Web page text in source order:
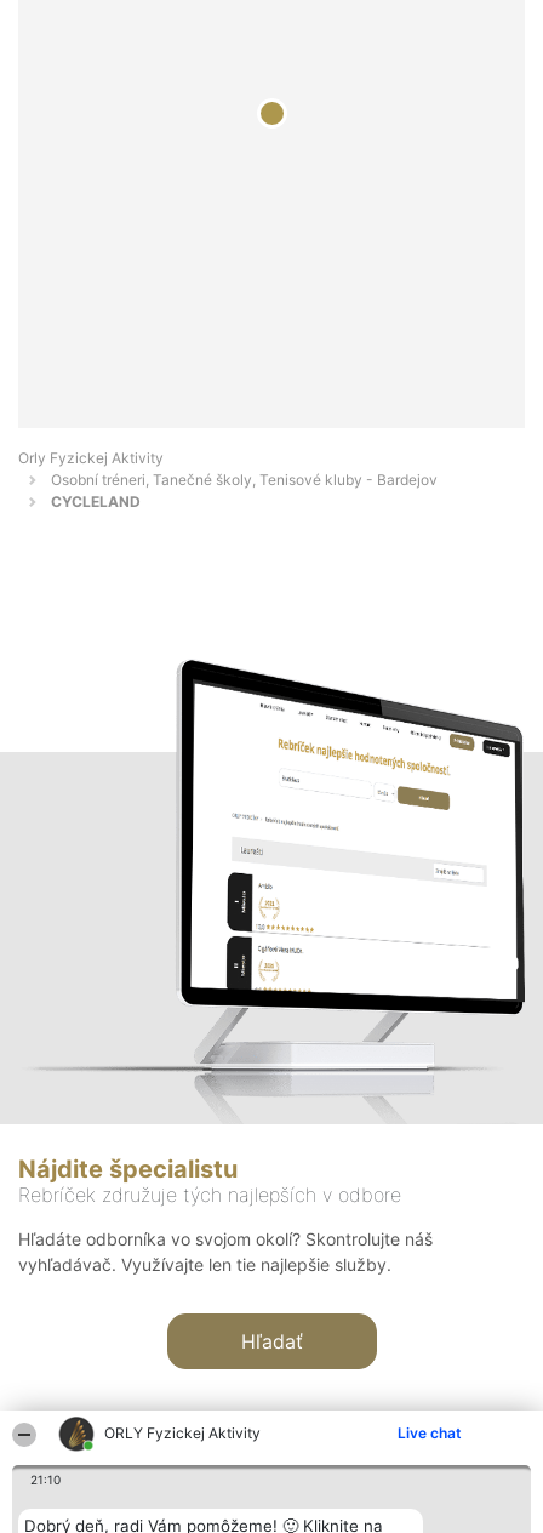
ORLY Fyzickej Aktivity Live chat
21:10
Dobrý deň, radi Vám pomôžeme! 🙂 Kliknite na
Orly Fyzickej Aktivity
Osobní tréneri, Tanečné školy, Tenisové kluby - Bardejov
CYCLELAND
Nájdite špecialistu
Rebríček združuje tých najlepších v odbore
Hľadáte odborníka vo svojom okolí? Skontrolujte náš
vyhľadávač. Využívajte len tie najlepšie služby.
Hľadať
Organizátor hodnotenia Hodnotenie Kontakt